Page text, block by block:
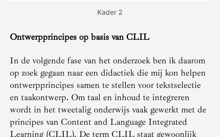
Kader 2
Ontwerpprincipes op basis van CLIL
In de volgende fase van het onderzoek ben ik daarom
op zoek gegaan naar een didactiek die mij kon helpen
ontwerpprincipes samen te stellen voor tekstselectie
en taakontwerp. Om taal en inhoud te integreren
wordt in het tweetalig onderwijs vaak gewerkt met de
principes van Content and Language Integrated
Learning (CLIL). De term CLIL staat gewoonlijk